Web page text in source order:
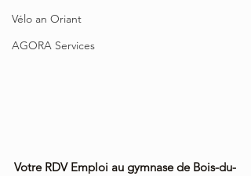
Vélo an Oriant
AGORA Services
Votre RDV Emploi au gymnase de Bois-du-